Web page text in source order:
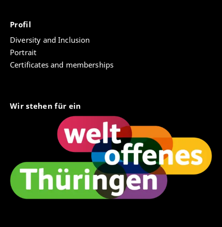
Profil
Diversity and Inclusion
Portrait
Certificates and memberships
Wir stehen für ein